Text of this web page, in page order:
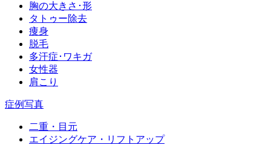
胸の大きさ･形
タトゥー除去
痩身
脱毛
多汗症･ワキガ
女性器
肩こり
症例写真
二重・目元
エイジングケア・リフトアップ